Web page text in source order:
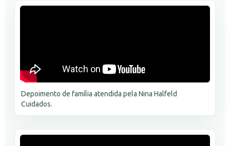
Depoimento de família atendida pela Nina Halfeld
Cuidados.